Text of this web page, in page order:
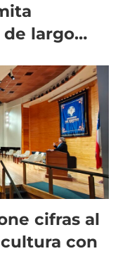
de largo
cifras al
con